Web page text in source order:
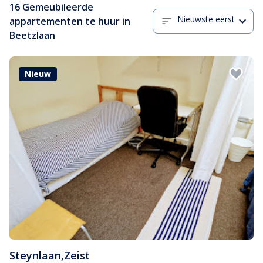
16 Gemeubileerde
appartementen te huur in
Beetzlaan
Nieuwste eerst
Nieuw
Steynlaan,Zeist